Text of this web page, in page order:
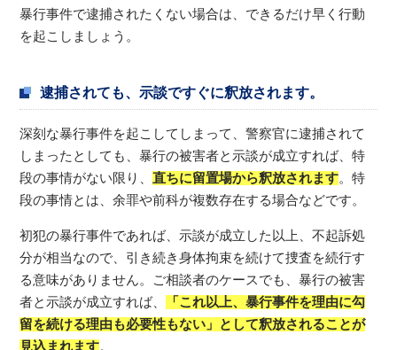
暴行事件で逮捕されたくない場合は、できるだけ早く行動
を起こしましょう。
逮捕されても、示談ですぐに釈放されます。
深刻な暴行事件を起こしてしまって、警察官に逮捕されて
しまったとしても、暴行の被害者と示談が成立すれば、特
段の事情がない限り、直ちに留置場から釈放されます。特
段の事情とは、余罪や前科が複数存在する場合などです。
初犯の暴行事件であれば、示談が成立した以上、不起訴処
分が相当なので、引き続き身体拘束を続けて捜査を続行す
る意味がありません。ご相談者のケースでも、暴行の被害
者と示談が成立すれば、
「これ以上、暴行事件を理由に勾
留を続ける理由も必要性もない」として釈放されることが
見込まれます。